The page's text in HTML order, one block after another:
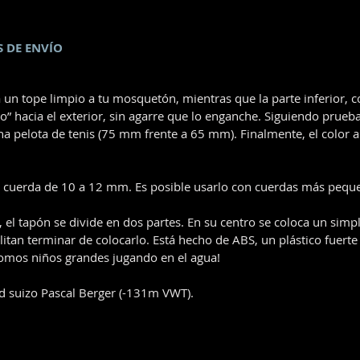
DE ENVÍO
un tope limpio a tu mosquetón, mientras que la parte inferior,
hacia el exterior, sin agarre que lo enganche. Siguiendo
pelota de tenis (75 mm frente a 65 mm). Finalmente, el color
de 10 a 12 mm. Es posible usarlo con cuerdas más
tapón se divide en dos partes. En su centro se coloca un
terminar de colocarlo. Está hecho de ABS, un plástico
niños grandes jugando en el agua!
Pascal Berger (-131m VWT).